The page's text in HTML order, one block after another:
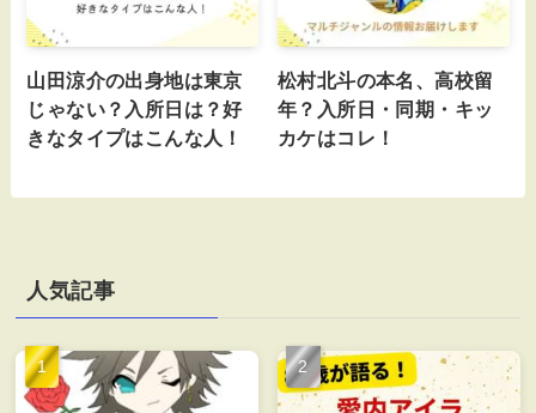
山田涼介の出身地は東京
じゃない？入所日は？好
きなタイプはこんな人！
松村北斗の本名、高校留
年？入所日・同期・キッ
カケはコレ！
人気記事